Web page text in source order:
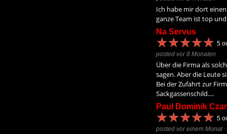
Ich habe mir dort einen
ganze Team ist top
Na Servus
★★★★★
★★★★★ 5
posted vor 8 Monaten
Über die Firma als
sagen. Aber die Leute
Bei der Zufahrt zur
Sackgassenschild....
Paul Dominik
★★★★★
★★★★★ 5
posted vor einem Monat